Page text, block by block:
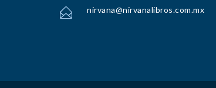
nirvana@nirvanalibros.com.mx